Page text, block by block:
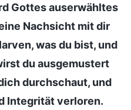
Gottes auserwähltes
Nachsicht mit dir
was du bist, und
du ausgemustert
durchschaut, und
Integrität verloren.